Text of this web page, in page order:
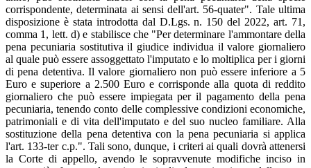
corrispondente, determinata ai sensi dell'art. 56-quater". Tale ultima
disposizione è stata introdotta dal D.Lgs. n. 150 del 2022, art. 71,
comma 1, lett. d) e stabilisce che "Per determinare l'ammontare della
pena pecuniaria sostitutiva il giudice individua il valore giornaliero
al quale può essere assoggettato l'imputato e lo moltiplica per i giorni
di pena detentiva. Il valore giornaliero non può essere inferiore a 5
Euro e superiore a 2.500 Euro e corrisponde alla quota di reddito
giornaliero che può essere impiegata per il pagamento della pena
pecuniaria, tenendo conto delle complessive condizioni economiche,
patrimoniali e di vita dell'imputato e del suo nucleo familiare. Alla
sostituzione della pena detentiva con la pena pecuniaria si applica
l'art. 133-ter c.p.". Tali sono, dunque, i criteri ai quali dovrà attenersi
la Corte di appello, avendo le sopravvenute modifiche inciso in